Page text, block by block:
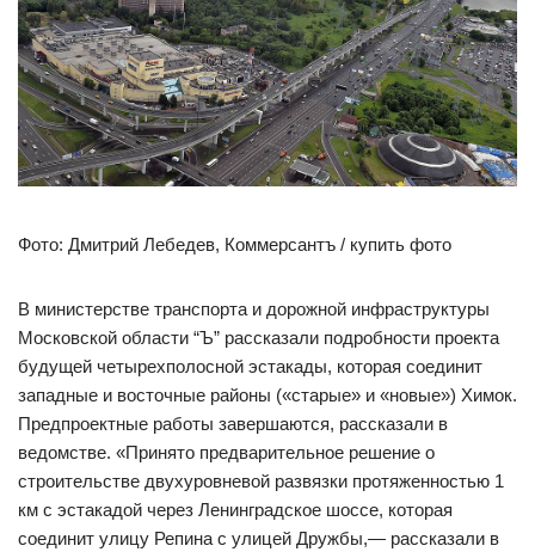
Фото: Дмитрий Лебедев, Коммерсантъ / купить фото
В министерстве транспорта и дорожной инфраструктуры
Московской области “Ъ” рассказали подробности проекта
будущей четырехполосной эстакады, которая соединит
западные и восточные районы («старые» и «новые») Химок.
Предпроектные работы завершаются, рассказали в
ведомстве. «Принято предварительное решение о
строительстве двухуровневой развязки протяженностью 1
км с эстакадой через Ленинградское шоссе, которая
соединит улицу Репина с улицей Дружбы,— рассказали в